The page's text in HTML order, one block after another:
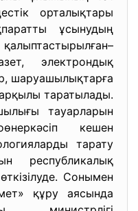
орталықтары
ұсынудың
электрондық
шаруашылықтарға
таратылады.
тауарларын
кешен
тарату
республикалық
Сонымен
құру аясында